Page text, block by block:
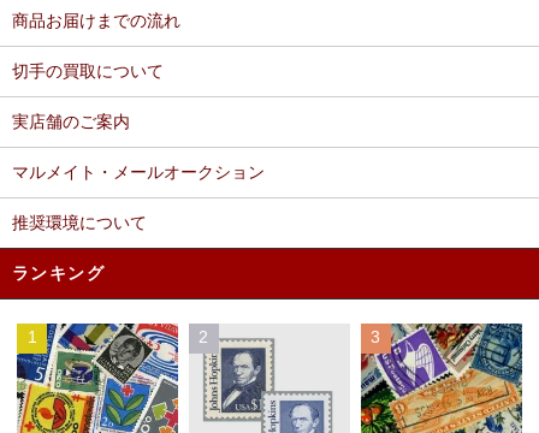
商品お届けまでの流れ
切手の買取について
実店舗のご案内
マルメイト・メールオークション
推奨環境について
ランキング
1 2 3